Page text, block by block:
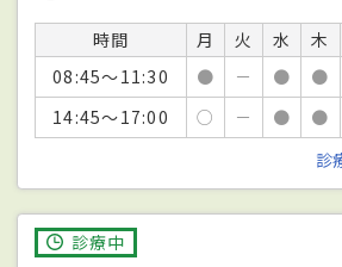
時間 月 火 水 木
08:45～11:30
● － ● ●
14:45～17:00
○ － ● ●
診
診療中